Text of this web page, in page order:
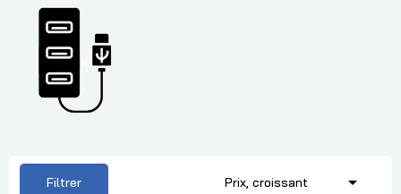
Filtrer Prix, croissant 